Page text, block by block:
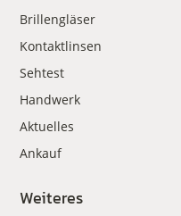
Brillengläser
Kontaktlinsen
Sehtest
Handwerk
Aktuelles
Ankauf
Weiteres